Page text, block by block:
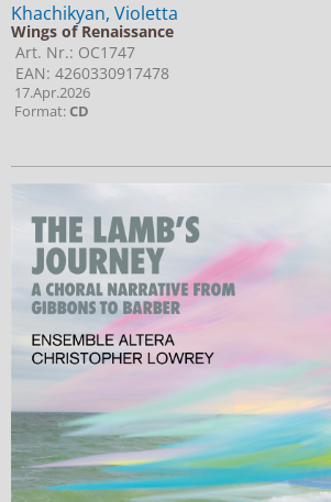
Khachikyan, Violetta
Wings of Renaissance
Art. Nr.: OC1747
EAN: 4260330917478
17.Apr.2026
Format:CD